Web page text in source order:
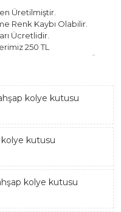
Üretilmiştir.
Renk Kaybı Olabilir.
Ücretlidir.
250 TL
150 TL Sabit Ücret
kolye kutusu
kolye kutusu
kolye kutusu